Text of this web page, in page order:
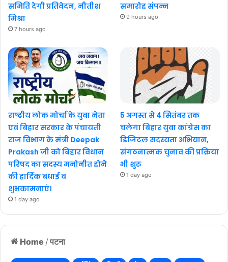
Home / पटना
समिति देगी प्रतिवेदन, नीतीश
मिश्रा
7 hours ago
समारोह संपन्न
9 hours ago
राष्ट्रीय लोक मोर्चा के युवा नेता
एवं बिहार सरकार के पंचायती
राज विभाग के मंत्री Deepak
Prakash जी को बिहार विधान
परिषद का सदस्य मनोनीत होने
की हार्दिक बधाई व
शुभकामनाएं।
1 day ago
5 अगस्त से 4 सितंबर तक
चलेगा बिहार युवा कांग्रेस का
डिजिटल सदस्यता अभियान,
संगठनात्मक चुनाव की प्रक्रिया
भी शुरू
1 day ago